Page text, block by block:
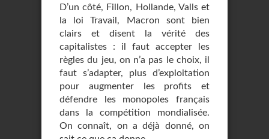
D’un côté, Fillon, Hollande, Valls et
la loi Travail, Macron sont bien
clairs et disent la vérité des
capitalistes : il faut accepter les
règles du jeu, on n’a pas le choix, il
faut s’adapter, plus d’exploitation
pour augmenter les profits et
défendre les monopoles français
dans la compétition mondialisée.
On connaît, on a déjà donné, on